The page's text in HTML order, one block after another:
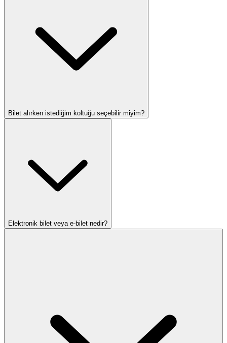
Bilet alırken istediğim koltuğu seçebilir miyim?
Elektronik bilet veya e-bilet nedir?